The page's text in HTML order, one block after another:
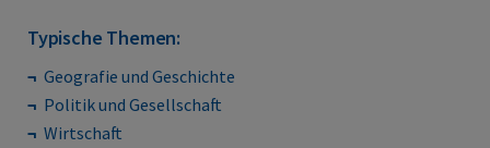
Typische Themen:
Geografie und Geschichte
Politik und Gesellschaft
Wirtschaft